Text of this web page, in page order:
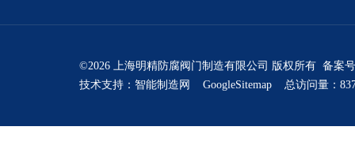
©2026 上海明精防腐阀门制造有限公司 版权所有 备案
技术支持： 智能制造网 GoogleSitemap 总访问量：